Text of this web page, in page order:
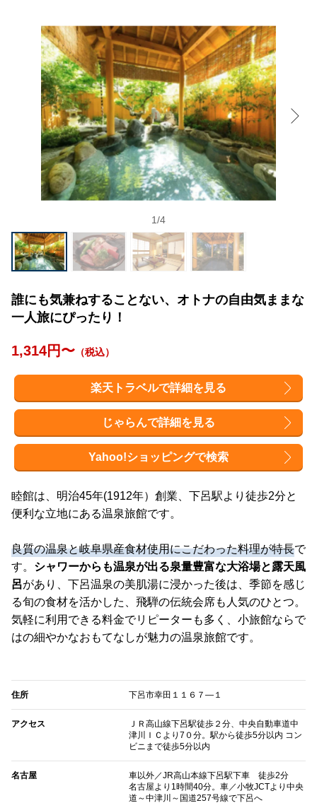
1/4
誰にも気兼ねすることない、オトナの自由気ままな
一人旅にぴったり！
1,314円〜 （税込）
楽天トラベルで詳細を見る
じゃらんで詳細を見る
Yahoo!ショッピングで検索
睦館は、明治45年(1912年）創業、下呂駅より徒歩2分と
便利な立地にある温泉旅館です。
良質の温泉と岐阜県産食材使用にこだわった料理が特長で
す。 シャワーからも温泉が出る泉量豊富な大浴場と露天風
呂があり、下呂温泉の美肌湯に浸かった後は、季節を感じ
る旬の食材を活かした、飛騨の伝統会席も人気のひとつ。
気軽に利用できる料金でリピーターも多く、小旅館ならで
はの細やかなおもてなしが魅力の温泉旅館です。
住所 下呂市幸田１１６７―１
アクセス
ＪＲ高山線下呂駅徒歩２分、中央自動車道中
津川ＩＣより7０分。駅から徒歩5分以内 コン
ビニまで徒歩5分以内
名古屋
車以外／JR高山本線下呂駅下車 徒歩2分
名古屋より1時間40分。車／小牧JCTより中央
道～中津川～国道257号線で下呂へ